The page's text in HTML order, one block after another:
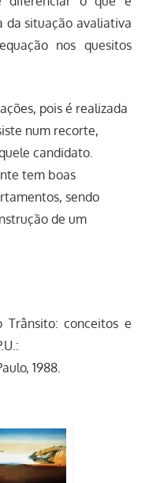
da situação avaliativa
nos quesitos
pois é realizada
num recorte,
candidato.
tem boas
sendo
de um
Trânsito: conceitos e
1988.